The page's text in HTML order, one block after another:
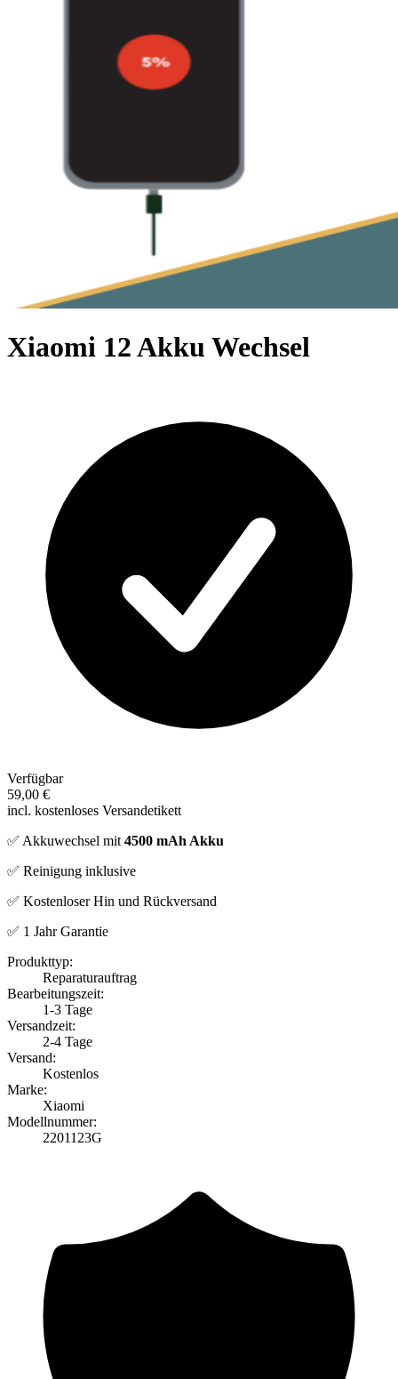
Xiaomi 12 Akku Wechsel
Verfügbar
59,00 €
incl. kostenloses Versandetikett
✅ Akkuwechsel mit 4500 mAh Akku
✅ Reinigung inklusive
✅ Kostenloser Hin und Rückversand
✅ 1 Jahr Garantie
Produkttyp:
Reparaturauftrag
Bearbeitungszeit:
1-3 Tage
Versandzeit:
2-4 Tage
Versand:
Kostenlos
Marke:
Xiaomi
Modellnummer:
2201123G